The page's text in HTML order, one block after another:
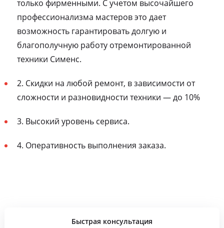
только фирменными. С учетом высочайшего
профессионализма мастеров это дает
возможность гарантировать долгую и
благополучную работу отремонтированной
техники Сименс.
2. Скидки на любой ремонт, в зависимости от
сложности и разновидности техники — до 10%
3. Высокий уровень сервиса.
4. Оперативность выполнения заказа.
Быстрая консультация